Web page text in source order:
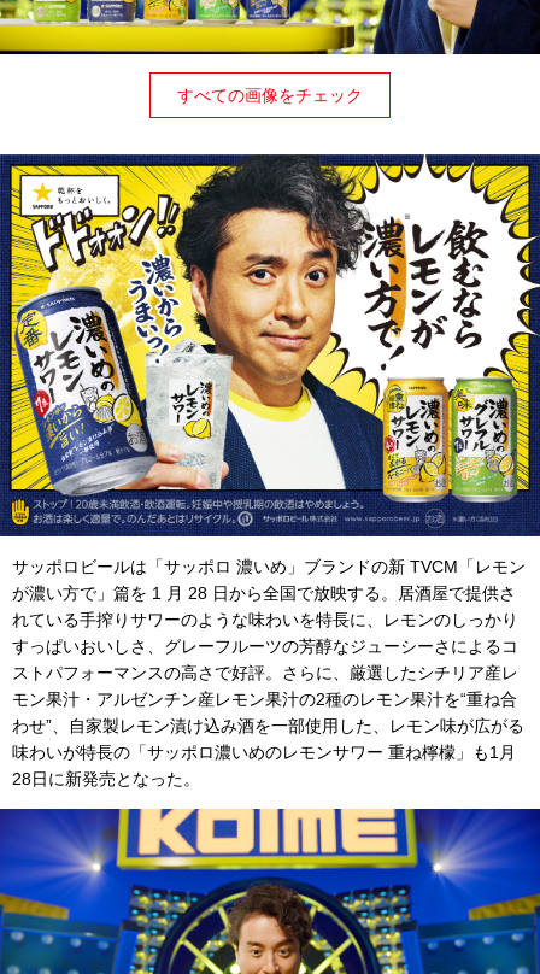
すべての画像をチェック
サッポロビールは「サッポロ 濃いめ」ブランドの新 TVCM「レモン
が濃い方で」篇を 1 月 28 日から全国で放映する。居酒屋で提供さ
れている手搾りサワーのような味わいを特長に、レモンのしっかり
すっぱいおいしさ、グレーフルーツの芳醇なジューシーさによるコ
ストパフォーマンスの高さで好評。さらに、厳選したシチリア産レ
モン果汁・アルゼンチン産レモン果汁の2種のレモン果汁を“重ね合
わせ”、自家製レモン漬け込み酒を一部使用した、レモン味が広がる
味わいが特長の「サッポロ濃いめのレモンサワー 重ね檸檬」も1月
28日に新発売となった。